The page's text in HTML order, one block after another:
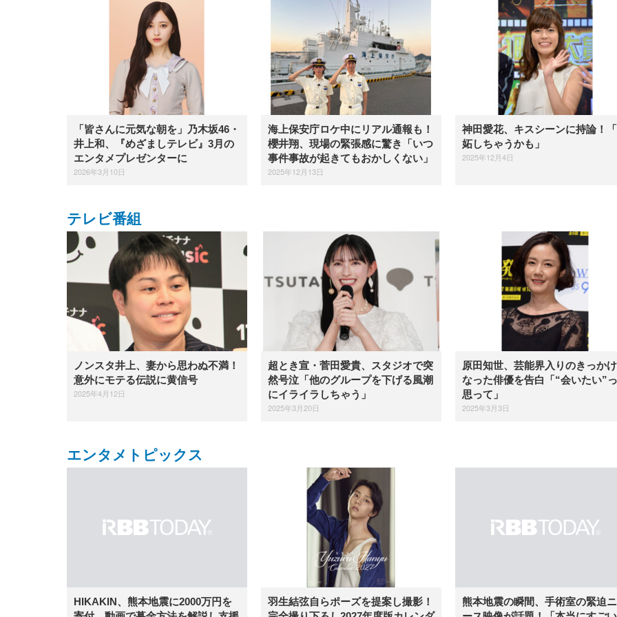
「皆さんに元気な朝を」乃木坂46・
井上和、『めざましテレビ』3月の
エンタメプレゼンターに
2026年3月10日
海上保安庁ロケ中にリアル通報も！
櫻井翔、現場の緊張感に驚き「いつ
事件事故が起きてもおかしくない」
2025年12月13日
神田愛花、キスシーンに持論！
妬しちゃうかも」
2025年12月4日
テレビ番組
ノンスタ井上、妻から思わぬ不満！
意外にモテる伝説に黄信号
2025年4月12日
超とき宣・菅田愛貴、スタジオで突
然号泣「他のグループを下げる風潮
にイライラしちゃう」
2025年3月20日
原田知世、芸能界入りのきっか
なった俳優を告白「“会いたい”
思って」
2025年3月3日
エンタメトピックス
HIKAKIN、熊本地震に2000万円を
羽生結弦自らポーズを提案し撮影！
熊本地震の瞬間、手術室の緊迫